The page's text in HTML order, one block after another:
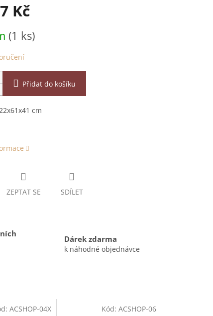
Kč
(1 ks)
Přidat do košíku
cm
ZEPTAT SE SDÍLET
Dárek zdarma
k náhodné objednávce
ACSHOP-04X Kód: ACSHOP-06